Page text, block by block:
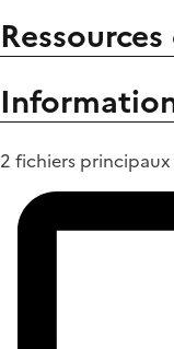
2 fichiers principaux